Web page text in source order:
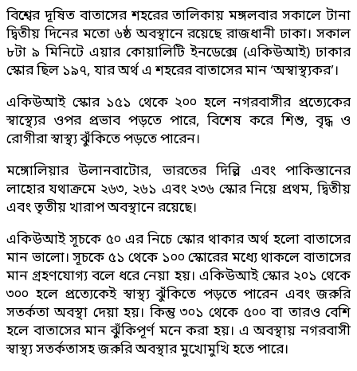
বিশ্বের দূষিত বাতাসের শহরের তালিকায় মঙ্গলবার সকালে টানা
দ্বিতীয় দিনের মতো ৬ষ্ঠ অবস্থানে রয়েছে রাজধানী ঢাকা। সকাল
৮টা ৯ মিনিটে এয়ার কোয়ালিটি ইনডেক্সে (একিউআই) ঢাকার
স্কোর ছিল ১৯৭, যার অর্থ এ শহরের বাতাসের মান ‘অস্বাস্থ্যকর’।
একিউআই স্কোর ১৫১ থেকে ২০০ হলে নগরবাসীর প্রত্যেকের
স্বাস্থ্যের ওপর প্রভাব পড়তে পারে, বিশেষ করে শিশু, বৃদ্ধ ও
রোগীরা স্বাস্থ্য ঝুঁকিতে পড়তে পারেন।
মঙ্গোলিয়ার উলানবাটোর, ভারতের দিল্লি এবং পাকিস্তানের
লাহোর যথাক্রমে ২৬৩, ২৬১ এবং ২৩৬ স্কোর নিয়ে প্রথম, দ্বিতীয়
এবং তৃতীয় খারাপ অবস্থানে রয়েছে।
একিউআই সূচকে ৫০ এর নিচে স্কোর থাকার অর্থ হলো বাতাসের
মান ভালো। সূচকে ৫১ থেকে ১০০ স্কোরের মধ্যে থাকলে বাতাসের
মান গ্রহণযোগ্য বলে ধরে নেয়া হয়। একিউআই স্কোর ২০১ থেকে
৩০০ হলে প্রত্যেকেই স্বাস্থ্য ঝুঁকিতে পড়তে পারেন এবং জরুরি
সতর্কতা অবস্থা দেয়া হয়। কিন্তু ৩০১ থেকে ৫০০ বা তারও বেশি
হলে বাতাসের মান ঝুঁকিপূর্ণ মনে করা হয়। এ অবস্থায় নগরবাসী
স্বাস্থ্য সতর্কতাসহ জরুরি অবস্থার মুখোমুখি হতে পারে।